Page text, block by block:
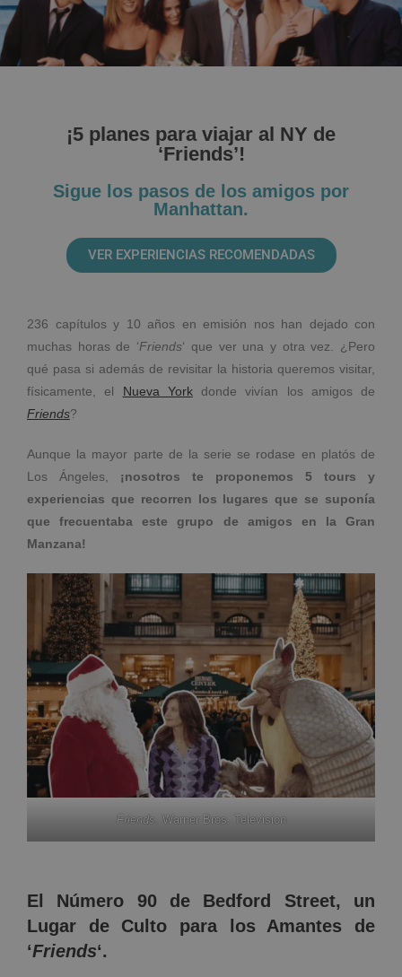
¡5 planes para viajar al NY de
‘Friends’!
Sigue los pasos de los amigos por
Manhattan.
VER EXPERIENCIAS RECOMENDADAS
236 capítulos y 10 años en emisión nos han dejado con
muchas horas de ‘Friends‘ que ver una y otra vez. ¿Pero
qué pasa si además de revisitar la historia queremos visitar,
físicamente, el Nueva Yorkdonde vivían los amigos de
Friends?
Aunque la mayor parte de la serie se rodase en platós de
Los Ángeles, ¡nosotros te proponemos 5 tours y
experiencias que recorren los lugares que se suponía
que frecuentaba este grupo de amigos en la Gran
Manzana!
Friends . Warner Bros. Television
El Número 90 de Bedford Street, un
Lugar de Culto para los Amantes de
‘Friends‘.